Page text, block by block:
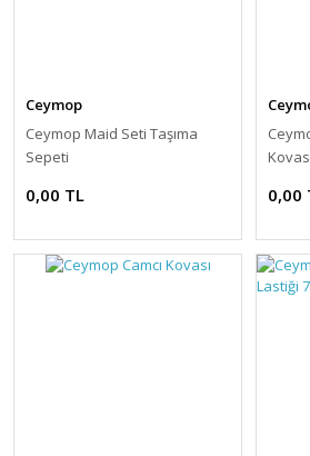
Ceymop
Ceymop Maid Seti Taşıma
Sepeti
0,00 TL 0,00